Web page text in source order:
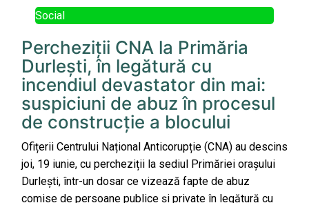
Social
Percheziții CNA la Primăria
Durlești, în legătură cu
incendiul devastator din mai:
suspiciuni de abuz în procesul
de construcție a blocului
Ofițerii Centrului Național Anticorupție (CNA) au descins
joi, 19 iunie, cu percheziții la sediul Primăriei orașului
Durlești, într-un dosar ce vizează fapte de abuz
comise de persoane publice și private în legătură cu